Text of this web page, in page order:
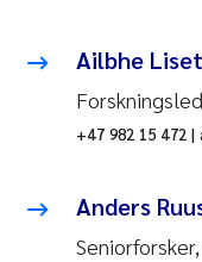
Ailbhe
+47 982 15 472
Anders